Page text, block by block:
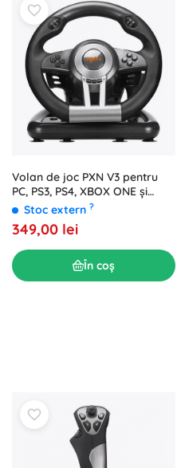
Volan de joc PXN V3 pentru
PC, PS3, PS4, XBOX ONE și
SWITCH
Stoc extern ?
349,00 lei
În coș